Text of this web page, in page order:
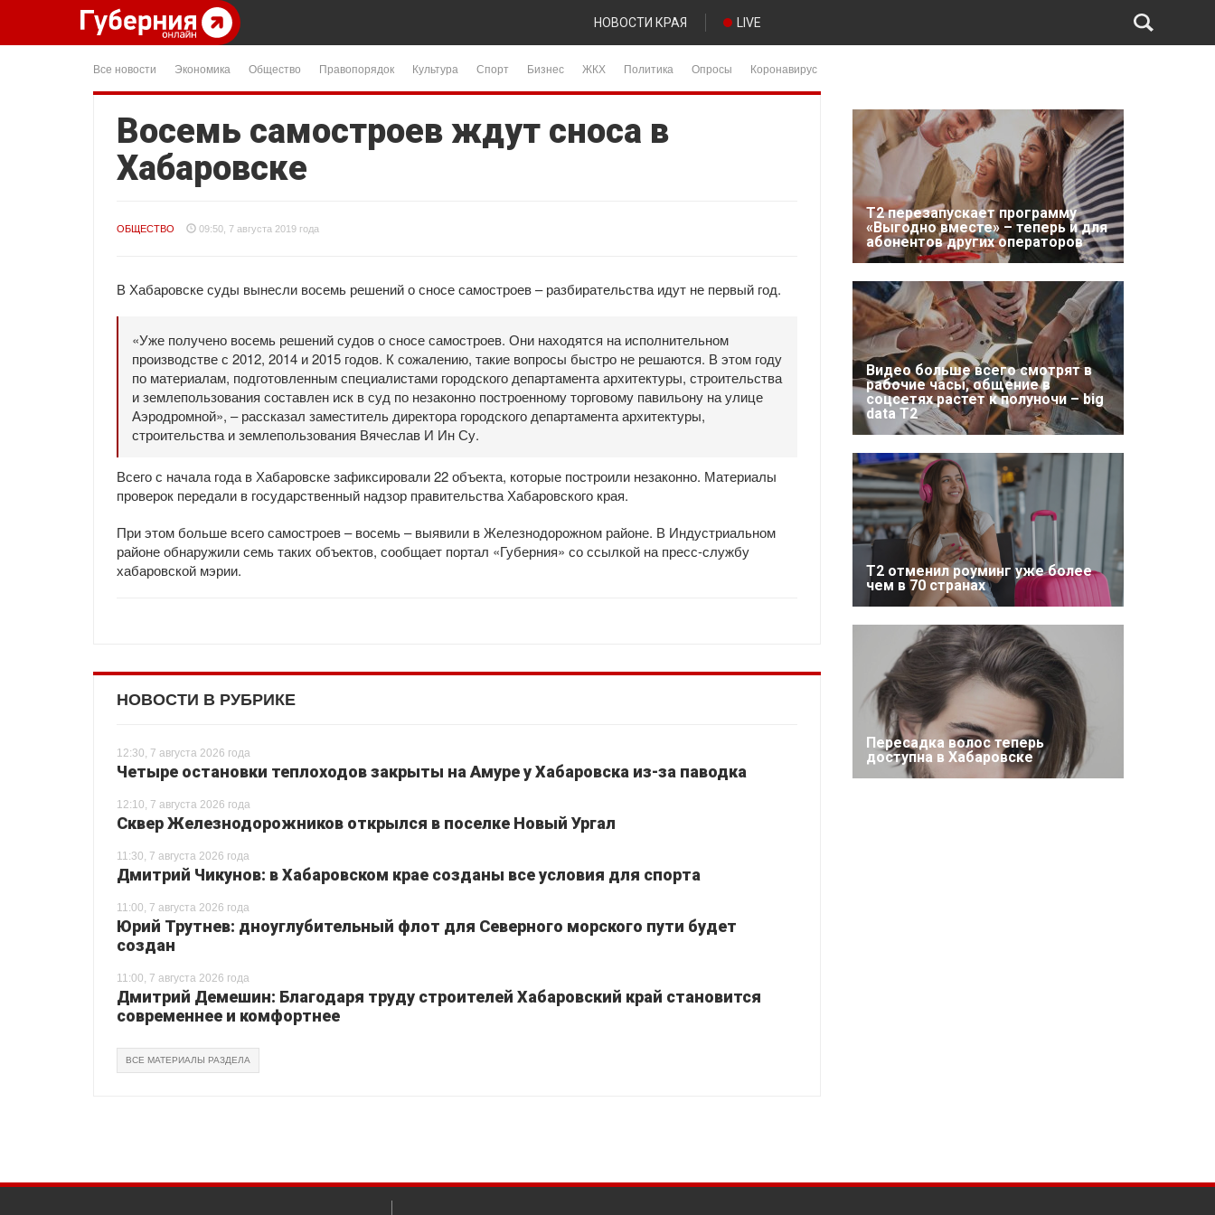
НОВОСТИ КРАЯ LIVE
Все новости Экономика Общество Правопорядок Культура Спорт Бизнес ЖКХ Политика Опросы Коронавирус
Восемь самостроев ждут сноса в
Хабаровске
ОБЩЕСТВО 09:50, 7 августа 2019 года
В Хабаровске суды вынесли восемь решений о сносе самостроев – разбирательства идут не первый год.
«Уже получено восемь решений судов о сносе самостроев. Они находятся на исполнительном
производстве с 2012, 2014 и 2015 годов. К сожалению, такие вопросы быстро не решаются. В этом году
по материалам, подготовленным специалистами городского департамента архитектуры, строительства
и землепользования составлен иск в суд по незаконно построенному торговому павильону на улице
Аэродромной», – рассказал заместитель директора городского департамента архитектуры,
строительства и землепользования Вячеслав И Ин Су.
Всего с начала года в Хабаровске зафиксировали 22 объекта, которые построили незаконно. Материалы
проверок передали в государственный надзор правительства Хабаровского края.
При этом больше всего самостроев – восемь – выявили в Железнодорожном районе. В Индустриальном
районе обнаружили семь таких объектов, сообщает портал «Губерния» со ссылкой на пресс-службу
хабаровской мэрии.
НОВОСТИ В РУБРИКЕ
12:30, 7 августа 2026 года
Четыре остановки теплоходов закрыты на Амуре у Хабаровска из-за паводка
12:10, 7 августа 2026 года
Сквер Железнодорожников открылся в поселке Новый Ургал
11:30, 7 августа 2026 года
Дмитрий Чикунов: в Хабаровском крае созданы все условия для спорта
11:00, 7 августа 2026 года
Юрий Трутнев: дноуглубительный флот для Северного морского пути будет
создан
11:00, 7 августа 2026 года
Дмитрий Демешин: Благодаря труду строителей Хабаровский край становится
современнее и комфортнее
ВСЕ МАТЕРИАЛЫ РАЗДЕЛА
Т2 перезапускает программу
«Выгодно вместе» – теперь и для
абонентов других операторов
Видео больше всего смотрят в
рабочие часы, общение в
соцсетях растет к полуночи – big
data T2
Т2 отменил роуминг уже более
чем в 70 странах
Пересадка волос теперь
доступна в Хабаровске